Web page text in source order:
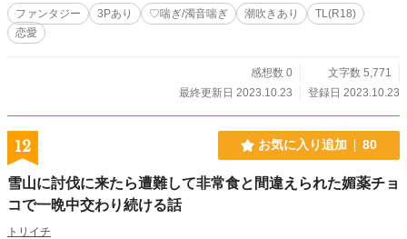
ファンタジー 3Pあり ♡喘ぎ/濁音喘ぎ 潮吹きあり
TL(R18)
恋愛
感想数 0
文字数 5,771
最終更新日 2023.10.23
登録日 2023.10.23
12 お気に入り追加 80
雪山に討伐に来たら遭難して非常食と間違えられた媚薬チョ
コで一晩中交わり続ける話
トリイチ